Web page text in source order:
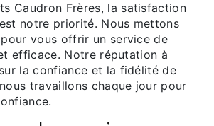
Caudron Frères, la satisfaction
notre priorité. Nous mettons
vous offrir un service de
efficace. Notre réputation à
la confiance et la fidélité de
travaillons chaque jour pour